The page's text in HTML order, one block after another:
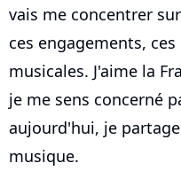
vais me concentrer
ces engagements,
musicales. J'aime la
je me sens concerné
aujourd'hui, je
musique.